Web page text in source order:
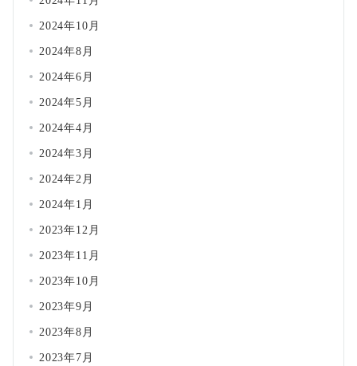
2024年10月
2024年8月
2024年6月
2024年5月
2024年4月
2024年3月
2024年2月
2024年1月
2023年12月
2023年11月
2023年10月
2023年9月
2023年8月
2023年7月